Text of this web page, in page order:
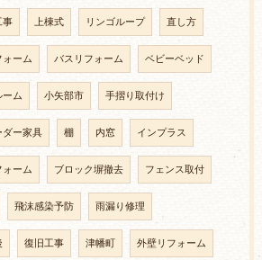
事 上棟式 リンゴループ 直し方
ォーム バスリフォーム ベビーベッド
ーム 小矢部市 手摺り取付け
ダー家具 棚 内窓 インプラス
ォーム ブロック塀撤去 フェンス取付
飛沫感染予防 雨漏り修理
復旧工事 津幡町 外壁リフォーム